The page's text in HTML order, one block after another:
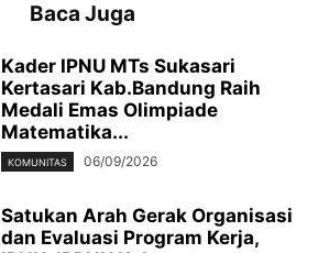
Baca Juga
Kader IPNU MTs Sukasari
Kertasari Kab.Bandung Raih
Medali Emas Olimpiade
Matematika...
KOMUNITAS 06/09/2026
Satukan Arah Gerak Organisasi
dan Evaluasi Program Kerja,